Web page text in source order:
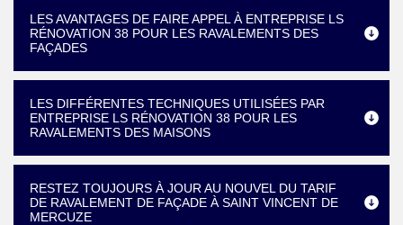
LES AVANTAGES DE FAIRE APPEL À ENTREPRISE LS
RÉNOVATION 38 POUR LES RAVALEMENTS DES
FAÇADES
LES DIFFÉRENTES TECHNIQUES UTILISÉES PAR
ENTREPRISE LS RÉNOVATION 38 POUR LES
RAVALEMENTS DES MAISONS
RESTEZ TOUJOURS À JOUR AU NOUVEL DU TARIF
DE RAVALEMENT DE FAÇADE À SAINT VINCENT DE
MERCUZE